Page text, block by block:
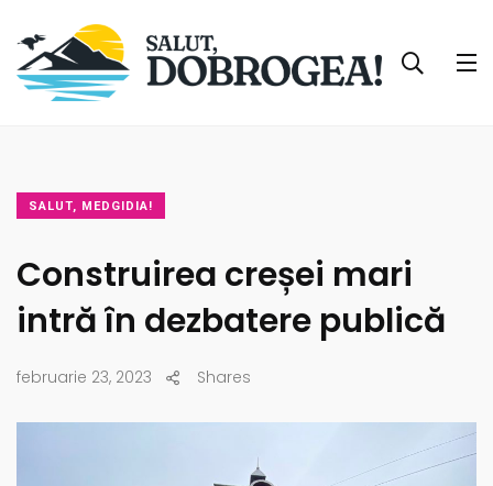
SALUT, MEDGIDIA!
Construirea creșei mari
intră în dezbatere publică
februarie 23, 2023 Shares